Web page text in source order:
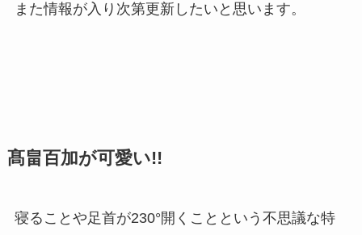
また情報が入り次第更新したいと思います。
髙畠百加が可愛い!!
寝ることや足首が230°開くことという不思議な特